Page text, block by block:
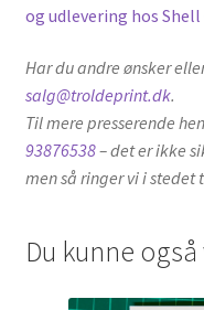
og udlevering hos
Har du andre ønsker
salg@troldeprint.dk.
Til mere presserende
93876538– det er ikke
men så ringer vi i stedet
Du kunne